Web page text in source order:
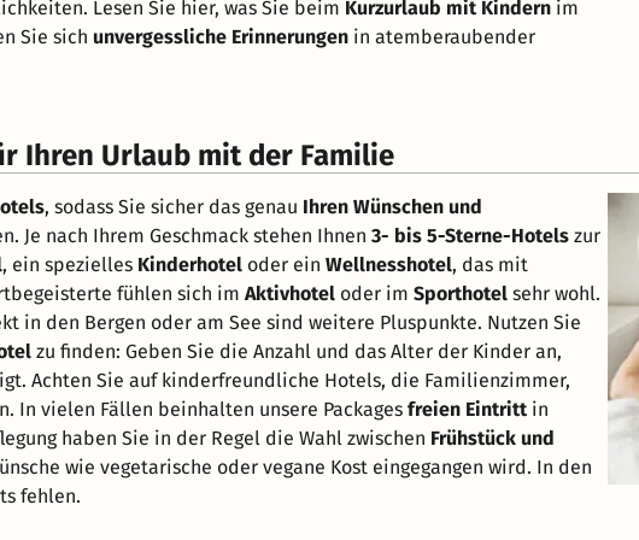
Lesen Sie hier, was Sie beim Kurzurlaub mit Kindern im
Sie sich unvergessliche Erinnerungen in atemberaubender
Ihren Urlaub mit der Familie
, sodass Sie sicher das genau Ihren Wünschen und
Je nach Ihrem Geschmack stehen Ihnen 3- bis 5-Sterne-Hotels zur
, ein spezielles Kinderhotel oder ein Wellnesshotel, das mit
fühlen sich im Aktivhotel oder im Sporthotel sehr wohl.
in den Bergen oder am See sind weitere Pluspunkte. Nutzen Sie
zu finden: Geben Sie die Anzahl und das Alter der Kinder an,
Achten Sie auf kinderfreundliche Hotels, die Familienzimmer,
In vielen Fällen beinhalten unsere Packages freien Eintrittin
haben Sie in der Regel die Wahl zwischen Frühstück und
wie vegetarische oder vegane Kost eingegangen wird. In den
fehlen.